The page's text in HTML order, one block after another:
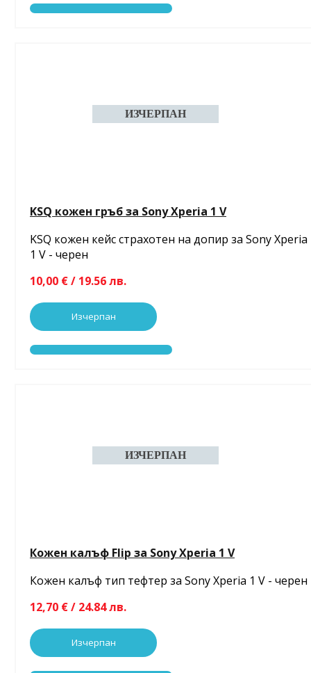
KSQ кожен гръб за Sony Xperia 1 V
KSQ кожен кейс страхотен на допир за Sony Xperia
1 V - черен
10,00 € / 19.56 лв.
Изчерпан
Кожен калъф Flip за Sony Xperia 1 V
Кожен калъф тип тефтер за Sony Xperia 1 V - черен
12,70 € / 24.84 лв.
Изчерпан